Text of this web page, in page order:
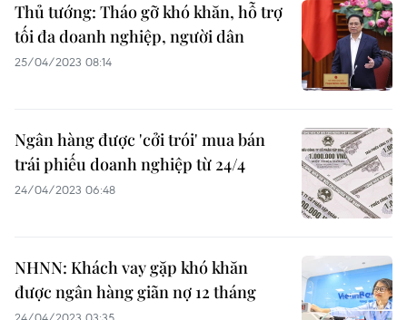
Thủ tướng: Tháo gỡ khó khăn, hỗ trợ
tối đa doanh nghiệp, người dân
25/04/2023 08:14
Ngân hàng được 'cởi trói' mua bán
trái phiếu doanh nghiệp từ 24/4
24/04/2023 06:48
NHNN: Khách vay gặp khó khăn
được ngân hàng giãn nợ 12 tháng